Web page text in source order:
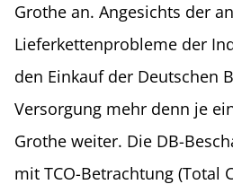
Grothe an. Angesichts der
Lieferkettenprobleme der
den Einkauf der Deutschen
Versorgung mehr denn je
Grothe weiter. Die DB-
mit TCO-Betrachtung (Total